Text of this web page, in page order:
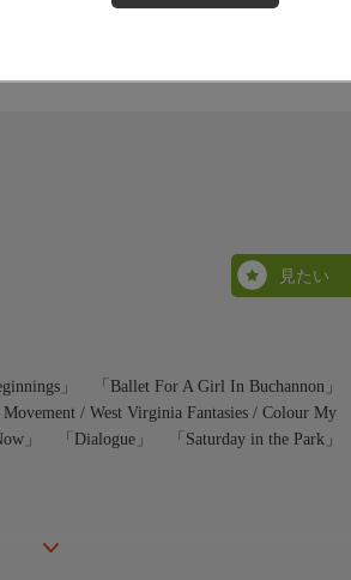
見たい
」 「Ballet For A Girl In Buchannon」
/ West Virginia Fantasies / Colour My
」 「Dialogue」 「Saturday in the Park」